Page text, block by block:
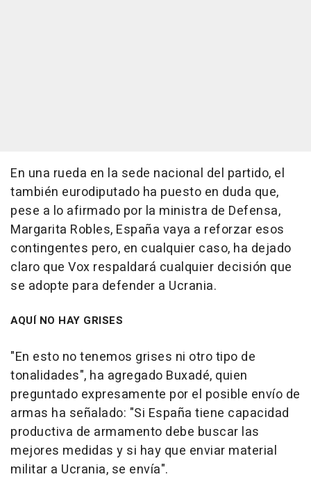
En una rueda en la sede nacional del partido, el
también eurodiputado ha puesto en duda que,
pese a lo afirmado por la ministra de Defensa,
Margarita Robles, España vaya a reforzar esos
contingentes pero, en cualquier caso, ha dejado
claro que Vox respaldará cualquier decisión que
se adopte para defender a Ucrania.
AQUÍ NO HAY GRISES
"En esto no tenemos grises ni otro tipo de
tonalidades", ha agregado Buxadé, quien
preguntado expresamente por el posible envío de
armas ha señalado: "Si España tiene capacidad
productiva de armamento debe buscar las
mejores medidas y si hay que enviar material
militar a Ucrania, se envía".